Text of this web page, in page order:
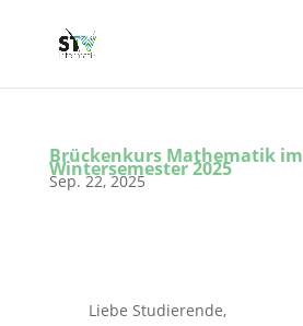
Brückenkurs Mathematik im
Wintersemester 2025
Sep. 22, 2025
Liebe Studierende,